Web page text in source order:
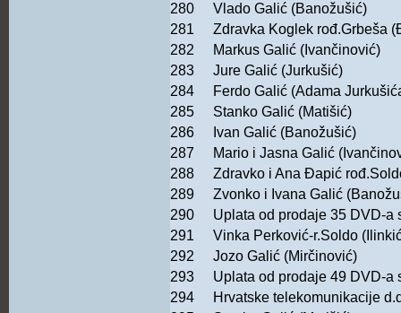
280
Vlado Galić (Banožušić)
281
Zdravka Koglek rođ.Grbeša
282
Markus Galić (Ivančinović)
283
Jure Galić (Jurkušić)
284
Ferdo Galić (Adama
285
Stanko Galić (Matišić)
286
Ivan Galić (Banožušić)
287
Mario i Jasna Galić
288
Zdravko i Ana Đapić
289
Zvonko i Ivana Galić
290
Uplata od prodaje 35 DVD-a
291
Vinka Perković-r.Soldo
292
Jozo Galić (Mirčinović)
293
Uplata od prodaje 49 DVD-a
294
Hrvatske telekomunikacije